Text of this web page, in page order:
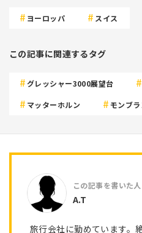
ヨーロッパ スイス
この記事に関連するタグ
グレッシャー3000展望台
マッターホルン モンブ
A.T
旅行会社に勤めています。